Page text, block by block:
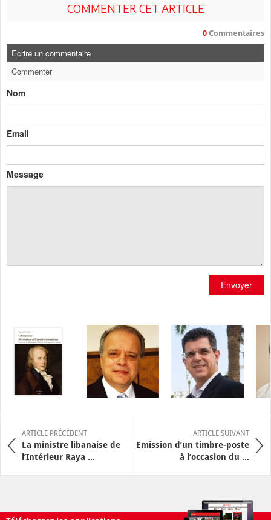
COMMENTER CET ARTICLE
0 Commentaires
Ecrire un commentaire
Commenter
Nom
Email
Message
Envoyer
ARTICLE PRÉCÉDENT
La ministre libanaise de
l’Intérieur Raya ...
ARTICLE SUIVANT
Emission d’un timbre-poste
à l’occasion du ...